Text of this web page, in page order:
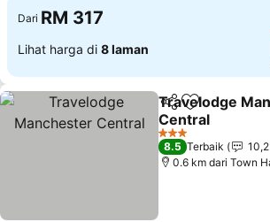
Dari RM 317
Lihat harga di 8 laman
KongsiTambah ke
Travelodge
Central
Lihat harga
3 Bintang
8.5 Terbaik
0.6 km dari Town